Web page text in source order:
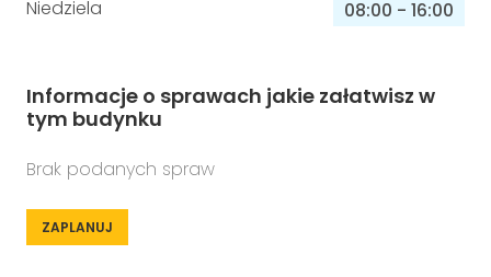
Niedziela
08:00 - 16:00
Informacje o sprawach jakie załatwisz w
tym budynku
Brak podanych spraw
ZAPLANUJ